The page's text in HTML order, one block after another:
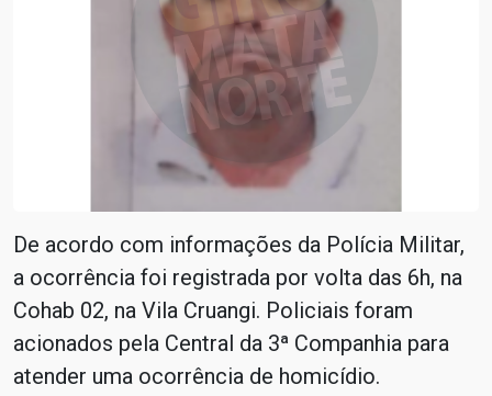
De acordo com informações da Polícia Militar,
a ocorrência foi registrada por volta das 6h, na
Cohab 02, na Vila Cruangi. Policiais foram
acionados pela Central da 3ª Companhia para
atender uma ocorrência de homicídio.